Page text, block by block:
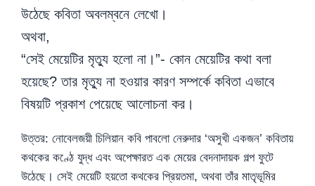
উঠেছে কবিতা অবলম্বনে লেখো।
অথবা,
“সেই মেয়েটির মৃত্যু হলো না।”- কোন মেয়েটির কথা বলা
হয়েছে? তার মৃত্যু না হওয়ার কারণ সম্পর্কে কবিতা এভাবে
বিষয়টি প্রকাশ পেয়েছে আলোচনা কর।
উত্তর: নোবেলজয়ী চিলিয়ান কবি পাবলো নেরুদার ‘অসুখী একজন’ কবিতায়
কথকের কণ্ঠে যুদ্ধ এবং অপেক্ষারত এক মেয়ের বেদনাদায়ক গল্প ফুটে
উঠেছে। সেই মেয়েটি হয়তো কথকের প্রিয়তমা, অথবা তাঁর মাতৃভূমির